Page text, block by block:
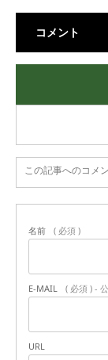
コメント
この記事へのコメ
名前 ( 必須 )
E-MAIL ( 必須 ) -
URL